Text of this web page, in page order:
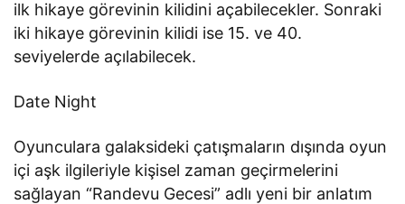
ilk hikaye görevinin kilidini açabilecekler. Sonraki
iki hikaye görevinin kilidi ise 15. ve 40.
seviyelerde açılabilecek.
Date Night
Oyunculara galaksideki çatışmaların dışında oyun
içi aşk ilgileriyle kişisel zaman geçirmelerini
sağlayan “Randevu Gecesi” adlı yeni bir anlatım